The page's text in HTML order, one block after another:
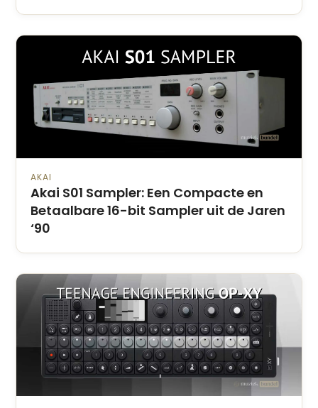
AKAI
Akai S01 Sampler: Een Compacte en
Betaalbare 16-bit Sampler uit de Jaren
‘90